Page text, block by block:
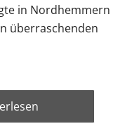
in Nordhemmern
überraschenden